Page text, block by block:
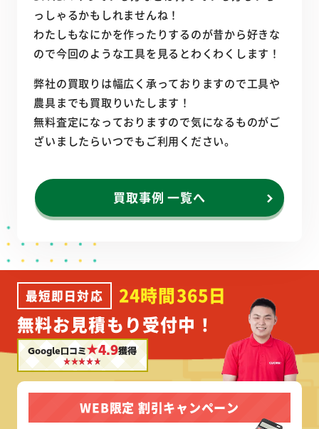
っしゃるかもしれませんね！
わたしもなにかを作ったりするのが昔から好きな
ので今回のような工具を見るとわくわくします！
弊社の買取りは幅広く承っておりますので工具や
農具までも買取りいたします！
無料査定になっておりますので気になるものがご
ざいましたらいつでもご利用ください。
買取事例 一覧へ
最短即日対応
24時間365日
無料お見積もり受付中！
Google口コミ★4.9獲得
WEB限定 割引キャンペーン